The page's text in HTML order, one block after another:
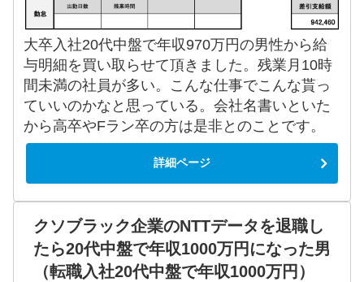
大卒入社20代中盤で年収970万円の男性から給
与明細を買い取らせて頂きました。残業月10時
間未満の社員が多い。こんな仕事でこんな貰っ
ていいのかなと思っている。会社名書いといた
から高卒やFラン卒の方は是非とのことです。
詳細ページ
クソブラック企業のNTTデータを退職し
たら20代中盤で年収1000万円になった男
（転職入社20代中盤で年収1000万円）